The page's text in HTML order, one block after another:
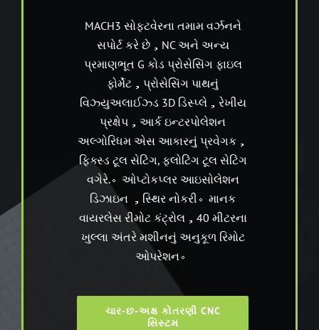
MACH3 સોફ્ટવેરના તમામ વર્ઝનને
સપોર્ટ કરે છે，NC અને અન્ય
પ્રમાણભૂત G કોડ પ્રોસેસિંગ ફાઇલ
ફોર્મેટ，પ્રોસેસિંગ પાથનું
વિઝ્યુઅલાઈઝ્ડ 3D ડિસ્પ્લે，રેખીય
પ્રક્ષેપ，આર્ક ઇન્ટરપોલેશન
અલ્ગોરિધમ એસ આકારનું પ્રવેગક，
ફિક્સ્ડ ટૂલ સેટિંગ, ફ્લોટિંગ ટૂલ સેટિંગ
વગેરે.。ઓપ્ટોકપ્લર આઇસોલેશન
ડિઝાઇન ，સ્થિર નોકરી。માનક
વાયરલેસ રીમોટ કંટ્રોલ，40 મીટરના
ખુલ્લા અંતરે મશીનનું અનુકૂળ રિમોટ
ઓપરેશન。
ચાર-છ-અક્ષ કોતરણી CNC
સિસ્ટમ